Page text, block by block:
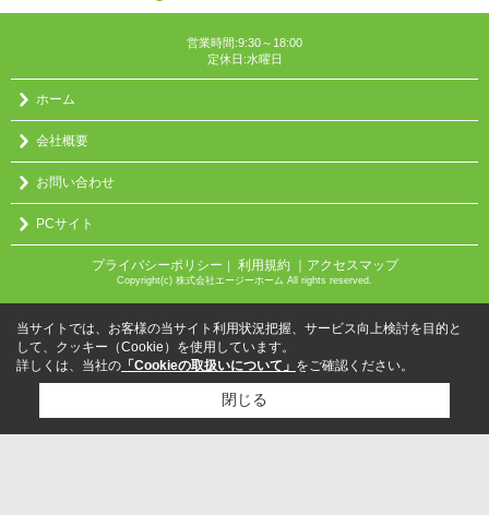
営業時間:9:30～18:00
定休日:水曜日
ホーム
会社概要
お問い合わせ
PCサイト
プライバシーポリシー ｜ 利用規約 ｜アクセスマップ
Copyright(c) 株式会社エージーホーム All rights reserved.
当サイトでは、お客様の当サイト利用状況把握、サービス向上検討を目的と
して、クッキー（Cookie）を使用しています。
詳しくは、当社の 「Cookieの取扱いについて」 をご確認ください。
閉じる